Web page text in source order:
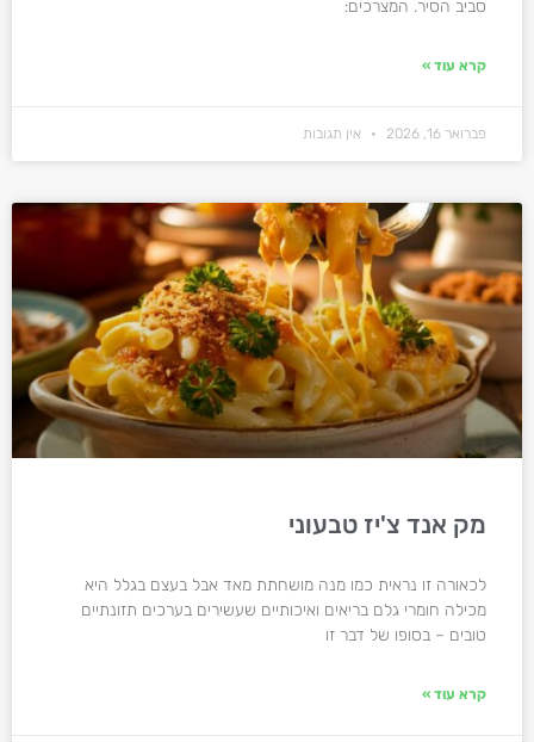
סביב הסיר. המצרכים:
קרא עוד »
פברואר 16, 2026 אין תגובות
מק אנד צ'יז טבעוני
לכאורה זו נראית כמו מנה מושחתת מאד אבל בעצם בגלל היא
מכילה חומרי גלם בריאים ואיכותיים שעשירים בערכים תזונתיים
טובים – בסופו של דבר זו
קרא עוד »